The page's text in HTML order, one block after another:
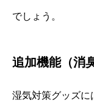
でしょう。
追加機能（消
湿気対策グッズに